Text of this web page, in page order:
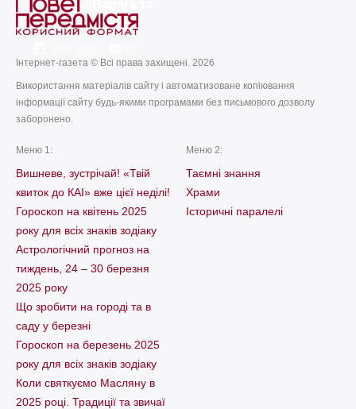
Феодора Варяга та
його сина Іоанна
Інтернет-газета © Всі права захищені. 2026
Використання матеріалів сайту і автоматизоване копіювання
інформації сайту будь-якими програмами без письмового дозволу
заборонено.
Меню 1:
Вишневе, зустрічай! «Твій
квиток до КАІ» вже цієї неділі!
Гороскоп на квітень 2025
року для всіх знаків зодіаку
Астрологічний прогноз на
тиждень, 24 – 30 березня
2025 року
Що зробити на городі та в
саду у березні
Гороскоп на березень 2025
року для всіх знаків зодіаку
Коли святкуємо Масляну в
2025 році. Традиції та звичаї
Меню 2:
Таємні знання
Храми
Історичні паралелі